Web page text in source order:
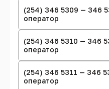
(254) 346 5309 — 346
оператор
(254) 346 5310 — 346
оператор
(254) 346 5311 — 346
оператор